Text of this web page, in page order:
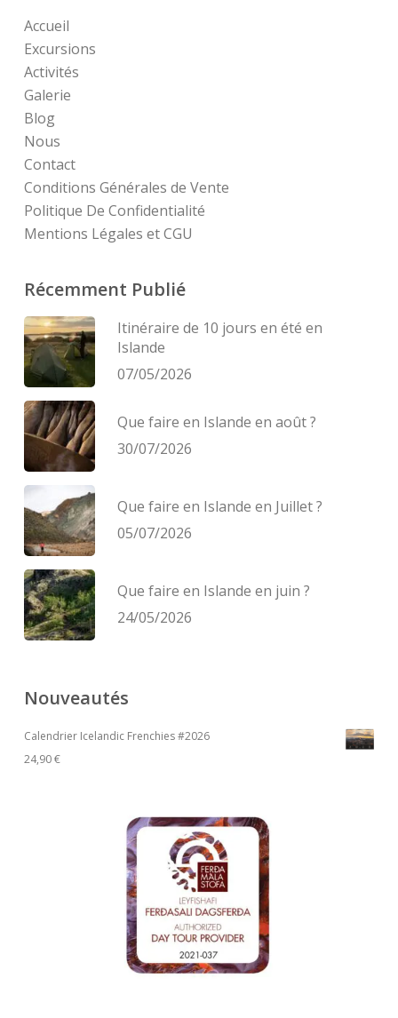
Accueil
Excursions
Activités
Galerie
Blog
Nous
Contact
Conditions Générales de Vente
Politique De Confidentialité
Mentions Légales et CGU
Récemment Publié
Itinéraire de 10 jours en été en
Islande
07/05/2026
Que faire en Islande en août ?
30/07/2026
Que faire en Islande en Juillet ?
05/07/2026
Que faire en Islande en juin ?
24/05/2026
Nouveautés
Calendrier Icelandic Frenchies #2026
24,90€